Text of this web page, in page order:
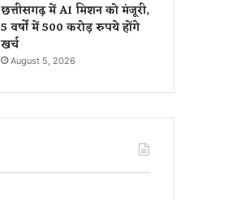
छत्तीसगढ़ में AI मिशन को मंजूरी,
5 वर्षों में 500 करोड़ रुपये होंगे
खर्च
August 5, 2026